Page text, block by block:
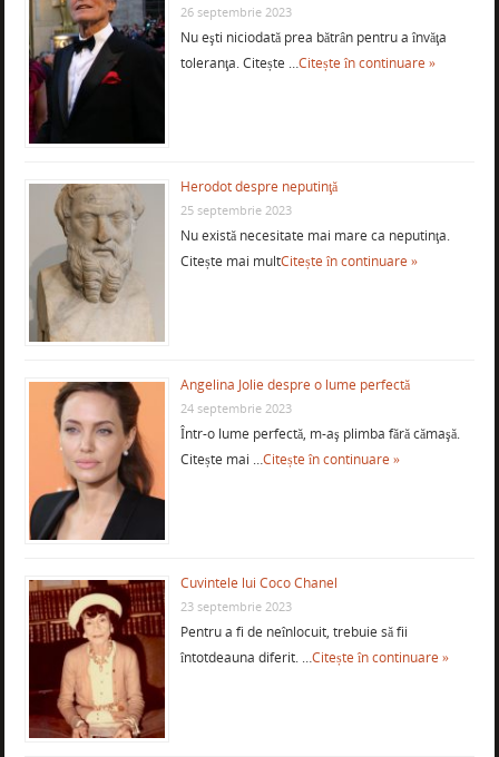
26 septembrie 2023
Nu eşti niciodată prea bătrân pentru a învăţa
toleranţa. Citește …Citește în continuare »
Herodot despre neputinţă
25 septembrie 2023
Nu există necesitate mai mare ca neputinţa.
Citește mai multCitește în continuare »
Angelina Jolie despre o lume perfectă
24 septembrie 2023
Într-o lume perfectă, m-aş plimba fără cămaşă.
Citește mai …Citește în continuare »
Cuvintele lui Coco Chanel
23 septembrie 2023
Pentru a fi de neînlocuit, trebuie să fii
întotdeauna diferit. …Citește în continuare »